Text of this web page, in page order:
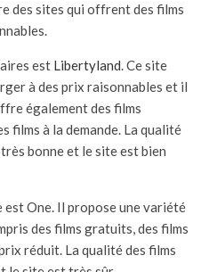
des sites qui offrent des films
est Libertyland. Ce site
à des prix raisonnables et il
également des films
films à la demande. La qualité
bonne et le site est bien
One. Il propose une variété
des films gratuits, des films
réduit. La qualité des films